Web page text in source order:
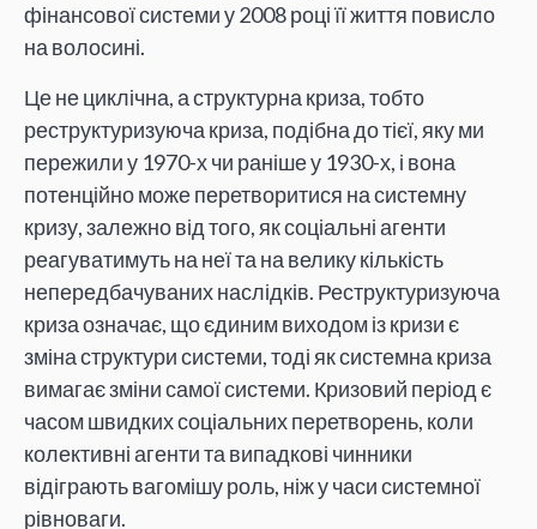
фінансової системи у 2008 році її життя повисло
на волосині.
Це не циклічна, а структурна криза, тобто
реструктуризуюча криза, подібна до тієї, яку ми
пережили у 1970-х чи раніше у 1930-х, і вона
потенційно може перетворитися на системну
кризу, залежно від того, як соціальні агенти
реагуватимуть на неї та на велику кількість
непередбачуваних наслідків. Реструктуризуюча
криза означає, що єдиним виходом із кризи є
зміна структури системи, тоді як системна криза
вимагає зміни самої системи. Кризовий період є
часом швидких соціальних перетворень, коли
колективні агенти та випадкові чинники
відіграють вагомішу роль, ніж у часи системної
рівноваги.